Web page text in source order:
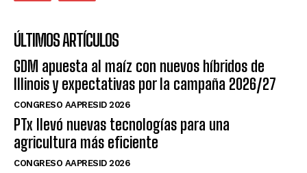
ÚLTIMOS ARTÍCULOS
GDM apuesta al maíz con nuevos híbridos de
Illinois y expectativas por la campaña 2026/27
CONGRESO AAPRESID 2026
PTx llevó nuevas tecnologías para una
agricultura más eficiente
CONGRESO AAPRESID 2026